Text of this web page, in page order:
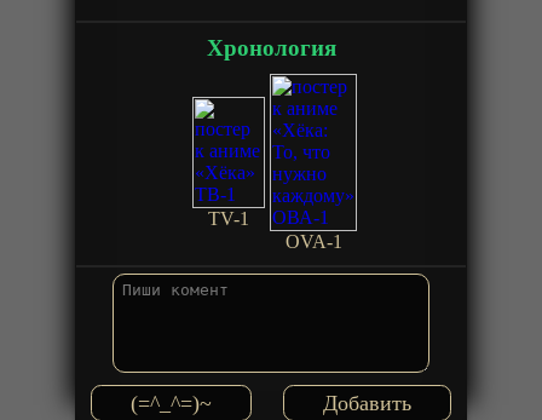
Хронология
TV-1
OVA-1
(=^_^=)~